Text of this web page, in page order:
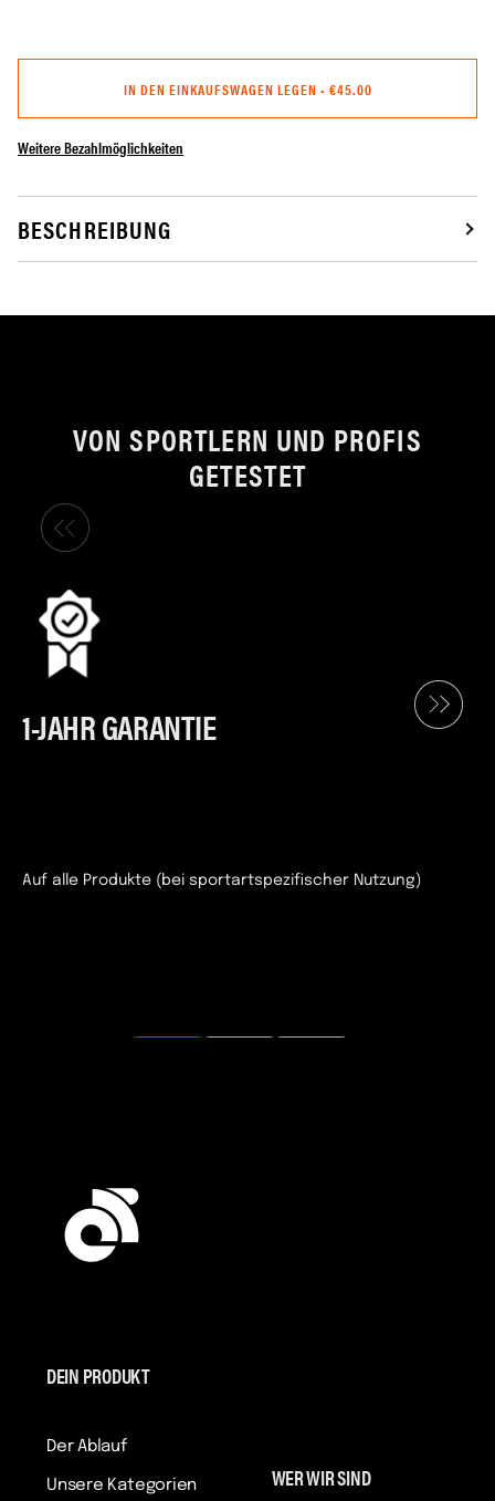
IN DEN EINKAUFSWAGEN LEGEN • €45.00
Weitere Bezahlmöglichkeiten
BESCHREIBUNG
VON SPORTLERN UND PROFIS
GETESTET
1-JAHR GARANTIE
Auf alle Produkte (bei sportartspezifischer Nutzung)
DEIN PRODUKT
Der Ablauf
Unsere Kategorien WER WIR SIND